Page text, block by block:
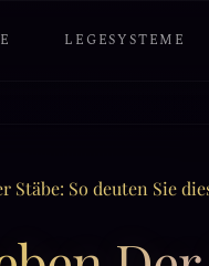
LEGESYSTEME
Stäbe: So deuten Sie